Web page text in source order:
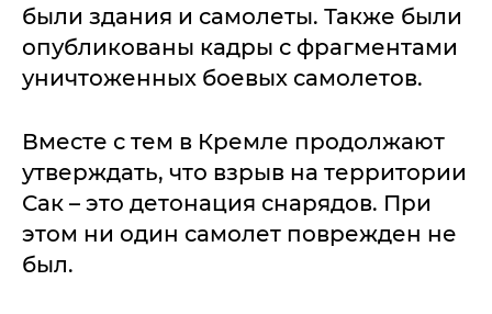
были здания и самолеты. Также были
опубликованы кадры с фрагментами
уничтоженных боевых самолетов.
Вместе с тем в Кремле продолжают
утверждать, что взрыв на территории
Сак – это детонация снарядов. При
этом ни один самолет поврежден не
был.